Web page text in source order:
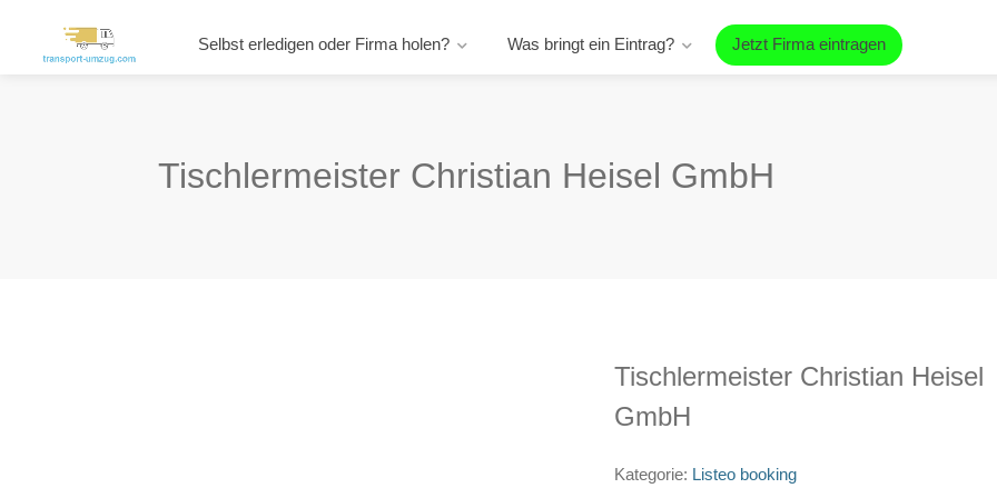
Selbst erledigen oder Firma holen? Was bringt ein Eintrag? Jetzt Firma eintragen
Tischlermeister Christian Heisel GmbH
Tischlermeister Christian Heisel
GmbH
Kategorie: Listeo booking